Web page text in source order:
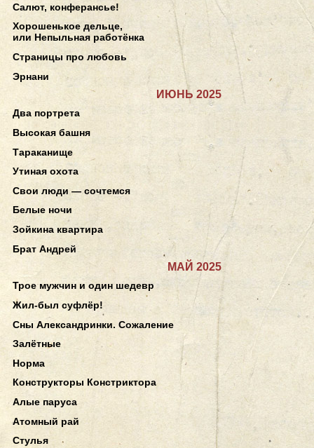
Салют, конферансье!
Хорошенькое дельце,
или Непыльная работёнка
Страницы про любовь
Эрнани
ИЮНЬ 2025
Два портрета
Высокая башня
Тараканище
Утиная охота
Свои люди — сочтемся
Белые ночи
Зойкина квартира
Брат Андрей
МАЙ 2025
Трое мужчин и один шедевр
Жил-был суфлёр!
Сны Александринки. Сожаление
Залётные
Норма
Конструкторы Констриктора
Алые паруса
Атомный рай
Стулья